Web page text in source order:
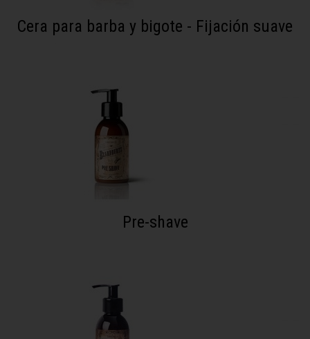
Cera para barba y bigote - Fijación suave
Pre-shave